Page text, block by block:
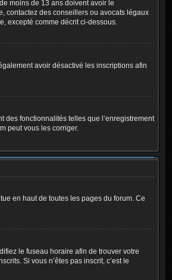
moins de 13 ans doivent avoir le
contactez des conseillers ou avocats légaux
excepté comme décrit ci-dessous.
avoir désactivé les inscriptions afin
des fonctionnalités telles que l’enregistrement
peut vous les corriger.
en haut de toutes les pages du forum. Ce
le fuseau horaire afin de trouver votre
Si vous n’êtes pas inscrit, c’est le